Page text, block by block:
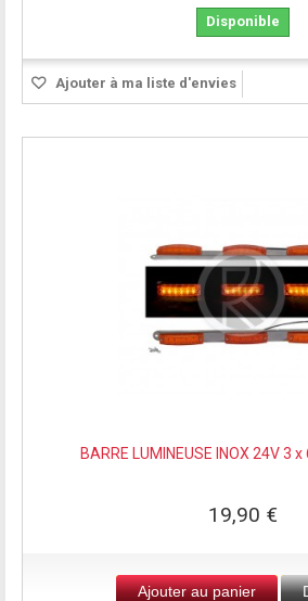
Disponible
Ajouter à ma liste d'envies
BARRE LUMINEUSE INOX 24V 3 x
19,90 €
Ajouter au panier